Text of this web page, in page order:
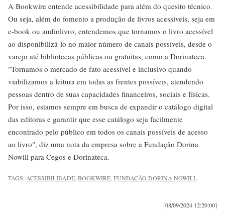
A Bookwire entende acessibilidade para além do quesito técnico.
Ou seja, além do fomento a produção de livros acessíveis, seja em
e-book ou audiolivro, entendemos que tornamos o livro acessível
ao disponibilizá-lo no maior número de canais possíveis, desde o
varejo até bibliotecas públicas ou gratuitas, como a Dorinateca.
"Tornamos o mercado de fato acessível e inclusivo quando
viabilizamos a leitura em todas as frentes possíveis, atendendo
pessoas dentro de suas capacidades financeiros, sociais e físicas.
Por isso, estamos sempre em busca de expandir o catálogo digital
das editoras e garantir que esse catálogo seja facilmente
encontrado pelo público em todos os canais possíveis de acesso
ao livro", diz uma nota da empresa sobre a Fundação Dorina
Nowill para Cegos e Dorinateca.
TAGS: ACESSIBILIDADE BOOKWIRE FUNDAÇÃO DORINA NOWILL
[08/09/2024 12:20:00]